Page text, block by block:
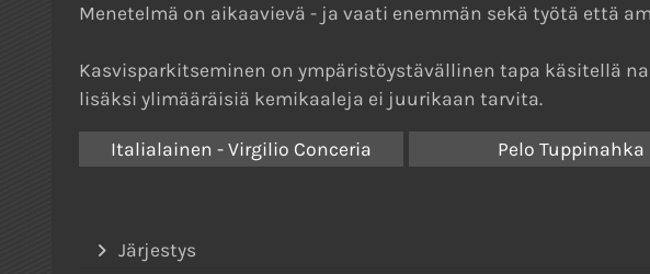
Menetelmä on aikaavievä - ja vaati enemmän sekä työtä että
Kasvisparkitseminen on ympäristöystävällinen tapa käsitellä
lisäksi ylimääräisiä kemikaaleja ei juurikaan tarvita.
Italialainen - Virgilio Conceria Pelo Tuppinahka
Järjestys